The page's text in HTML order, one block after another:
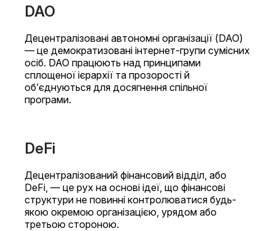
DAO
Децентралізовані автономні організації (DAO)
— це демократизовані інтернет-групи сумісних
осіб. DAO працюють над принципами
сплощеної ієрархії та прозорості й
об’єднуються для досягнення спільної
програми.
DeFi
Децентралізований фінансовий відділ, або
DeFi, — це рух на основі ідеї, що фінансові
структури не повинні контролюватися будь-
якою окремою організацією, урядом або
третьою стороною.